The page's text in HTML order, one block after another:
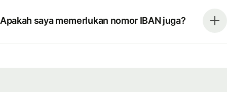
Apakah saya memerlukan nomor IBAN juga?